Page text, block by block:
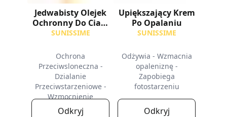
Jedwabisty Olejek
Ochronny Do Ciala
SPF30
SUNISSIME
Ochrona
Przeciwsloneczna -
Dzialanie
Przeciwstarzeniowe -
Wzmocnienie
Opalenizny
Odkryj
Upiększający Krem
Po Opalaniu
SUNISSIME
Odżywia - Wzmacnia
opaleniznę -
Zapobiega
fotostarzeniu
Odkryj